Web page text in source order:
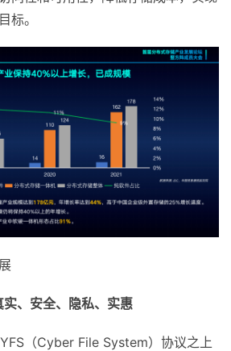
标。
、安全、隐私、实惠
（Cyber File System）协议之上